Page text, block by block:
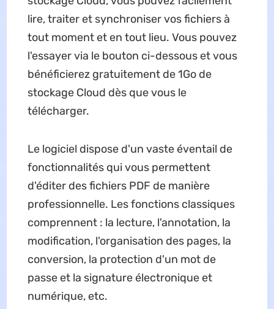
lire, traiter et synchroniser vos fichiers à
tout moment et en tout lieu. Vous pouvez
l'essayer via le bouton ci-dessous et vous
bénéficierez gratuitement de 1Go de
stockage Cloud dès que vous le
télécharger.
Le logiciel dispose d'un vaste éventail de
fonctionnalités qui vous permettent
d'éditer des fichiers PDF de manière
professionnelle. Les fonctions classiques
comprennent : la lecture, l'annotation, la
modification, l'organisation des pages, la
conversion, la protection d'un mot de
passe et la signature électronique et
numérique, etc.